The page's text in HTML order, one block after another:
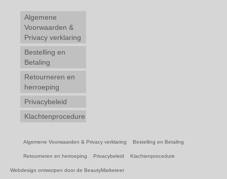
Algemene
Voorwaarden &
Privacy verklaring
Bestelling en
Betaling
Retourneren en
herroeping
Privacybeleid
Klachtenprocedure
Algemene Voorwaarden & Privacy verklaring Bestelling en Betaling
Retourneren en herroeping Privacybeleid Klachtenprocedure
Webdesign ontworpen door de BeautyMarketeer